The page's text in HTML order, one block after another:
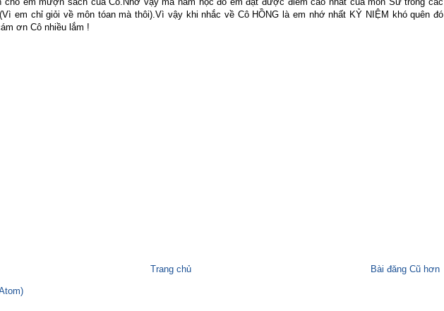
em chỉ giỏi về môn tóan mà thôi).Vì vậy khi nhắc về Cô HỒNG là em nhớ nhất KỶ NIỆM khó quên đó
ơn Cô nhiều lắm !
Bài đăng Cũ hơn
Trang chủ